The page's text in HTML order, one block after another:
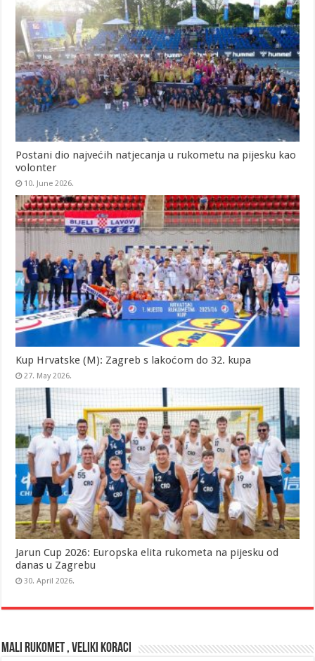
Postani dio najvećih natjecanja u rukometu na pijesku kao
volonter
10. June 2026.
Kup Hrvatske (M): Zagreb s lakoćom do 32. kupa
27. May 2026.
Jarun Cup 2026: Europska elita rukometa na pijesku od
danas u Zagrebu
30. April 2026.
MALI RUKOMET , VELIKI KORACI